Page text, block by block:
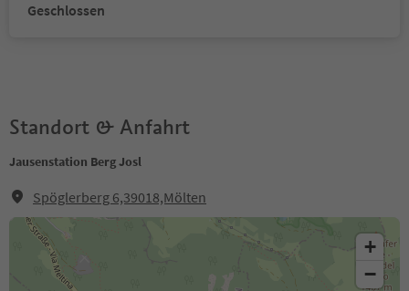
Geschlossen
Standort & Anfahrt
Jausenstation Berg Josl
Spöglerberg 6,39018,Mölten
+
−